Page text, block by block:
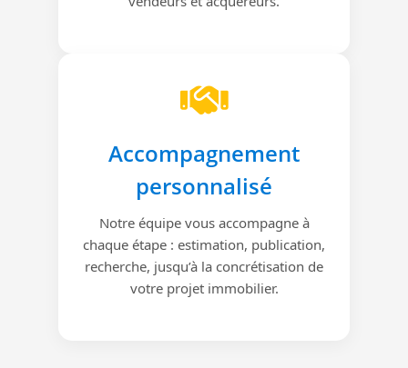
Accompagnement
personnalisé
Notre équipe vous accompagne à
chaque étape : estimation, publication,
recherche, jusqu’à la concrétisation de
votre projet immobilier.